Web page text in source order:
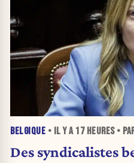
BELGIQUE • IL Y A 17 HEURES•
Des syndicalistes